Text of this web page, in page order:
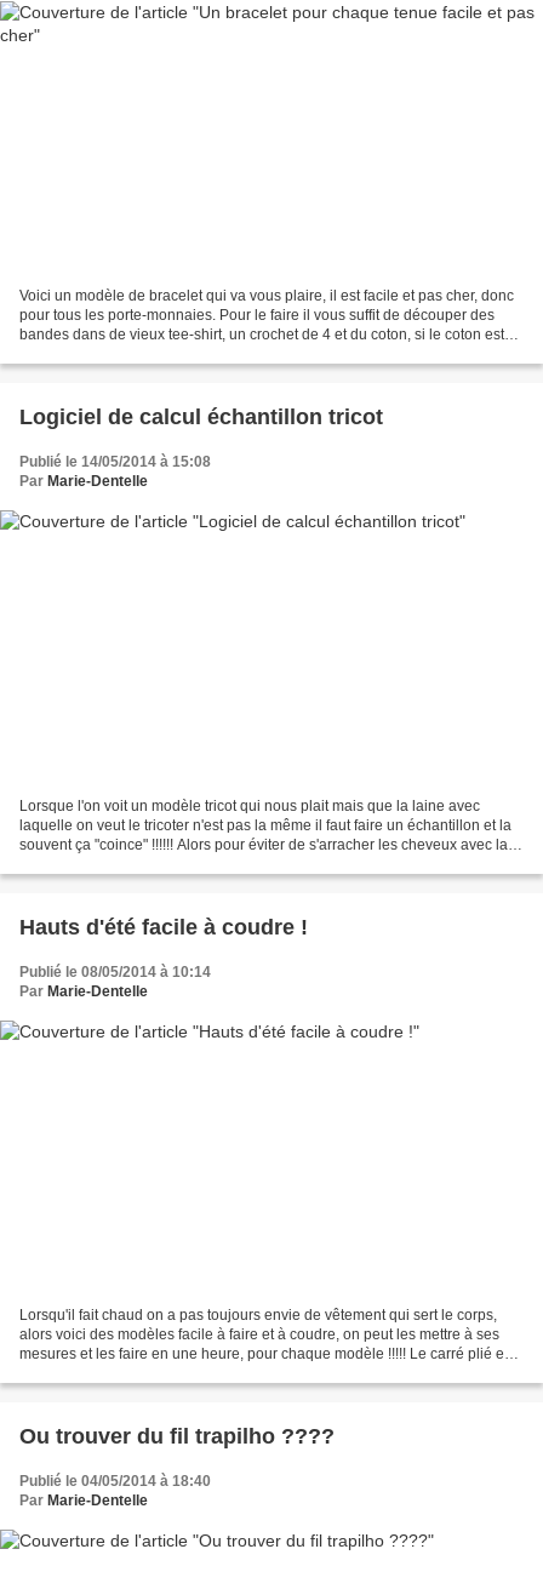
Voici un modèle de bracelet qui va vous plaire, il est facile et pas cher, donc
pour tous les porte-monnaies. Pour le faire il vous suffit de découper des
bandes dans de vieux tee-shirt, un crochet de 4 et du coton, si le coton est
Logiciel de calcul échantillon tricot
Publié le 14/05/2014 à 15:08
Par Marie-Dentelle
Lorsque l'on voit un modèle tricot qui nous plait mais que la laine avec
laquelle on veut le tricoter n'est pas la même il faut faire un échantillon et la
souvent ça "coince" !!!!!! Alors pour éviter de s'arracher les cheveux avec la
Hauts d'été facile à coudre !
Publié le 08/05/2014 à 10:14
Par Marie-Dentelle
Lorsqu'il fait chaud on a pas toujours envie de vêtement qui sert le corps,
alors voici des modèles facile à faire et à coudre, on peut les mettre à ses
mesures et les faire en une heure, pour chaque modèle !!!!! Le carré plié en
Ou trouver du fil trapilho ????
Publié le 04/05/2014 à 18:40
Par Marie-Dentelle